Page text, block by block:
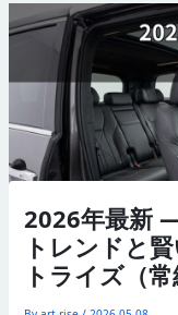
2026年最新
トレンドと
トライズ（常